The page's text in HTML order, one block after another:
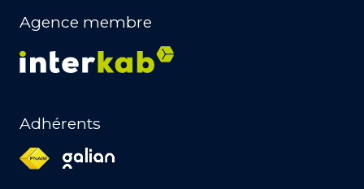
Agence membre
Adhérents